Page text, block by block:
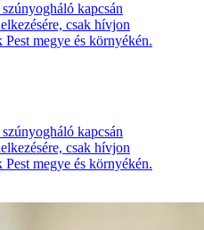
kapcsán
csak hívjon
megye és környékén.
kapcsán
csak hívjon
megye és környékén.